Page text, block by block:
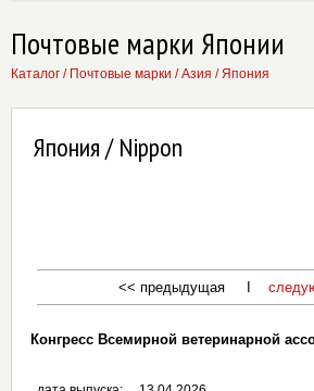
Почтовые марки Японии
Каталог / Почтовые марки /Азия /Япония
Япония / Nippon
<< предыдущая I
Конгресс Всемирной ветеринарной